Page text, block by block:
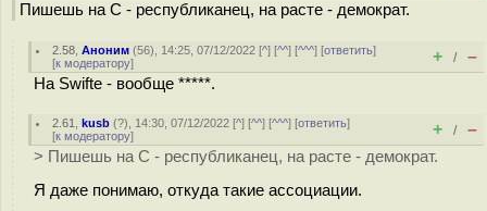
Пишешь на С - республиканец, на расте - демократ.
2.58 ,Аноним (56), 14:25, 07/12/2022 [^] [^^] [^^^] [ответить]
[к модератору] + / –
На Swiftе - вообще *****.
2.61 ,kusb (?), 14:30, 07/12/2022 [^] [^^] [^^^] [ответить]
[к модератору] + / –
> Пишешь на С - республиканец, на расте - демократ.
Я даже понимаю, откуда такие ассоциации.